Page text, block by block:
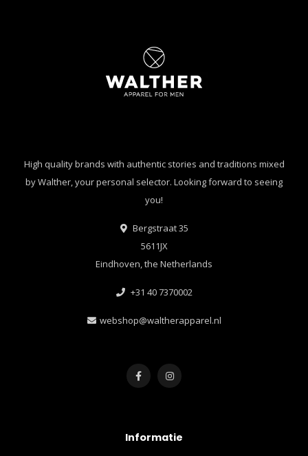
High quality brands with authentic stories and traditions mixed
by Walther, your personal selector. Looking forward to seeing
you!
Bergstraat 35
5611JX
Eindhoven, the Netherlands
+31 40 7370002
webshop@waltherapparel.nl
Informatie